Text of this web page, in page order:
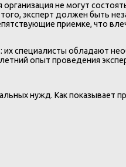
не могут
эксперт должен быть
приемке, что
специалисты обладают
опыт проведения
нужд. Как показывает